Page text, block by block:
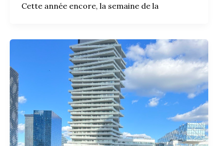
Cette année encore, la semaine de la